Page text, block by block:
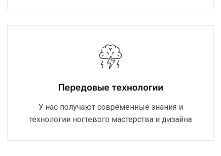
Передовые технологии
У нас получают современные знания и
технологии ногтевого мастерства и дизайна